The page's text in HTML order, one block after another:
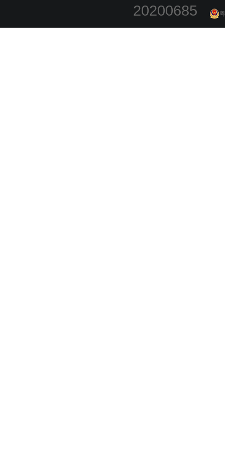
20200685